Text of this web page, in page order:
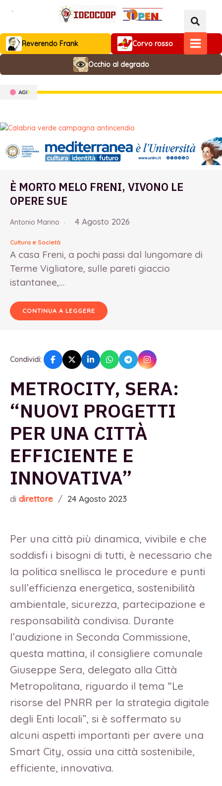
MAIN
Reverendo Frank Corvo rosso
Occhio al degrado
È MORTO MELO FRENI, VIVONO LE
OPERE SUE
Antonio Marino 4 Agosto 2026
Cultura e Società
A casa Freni, a pochi passi dal lungomare di
Terme Vigliatore, sulle pareti giaccio
istantanee,...
CONTINUA A LEGGERE
Condividi:
METROCITY, SERA:
“NUOVI PROGETTI
PER UNA CITTÀ
EFFICIENTE E
INNOVATIVA”
di direttore / 24 Agosto 2023
Per una città più dinamica, vivibile e che
soddisfi i bisogni di tutti, è necessario che
la politica snellisca le procedure e punti
sull’efficienza energetica, sostenibilità
ambientale, sicurezza, partecipazione e
responsabilità condivisa. Durante
l’audizione in Seconda Commissione,
questa mattina, il consigliere comunale
Giuseppe Sera, delegato alla Città
Metropolitana, riguardo il tema “Le
risorse del PNRR per la strategia digitale
degli Enti locali”, si è soffermato su
alcuni aspetti importanti per avere una
Smart City, ossia una città sostenibile,
efficiente, innovativa.